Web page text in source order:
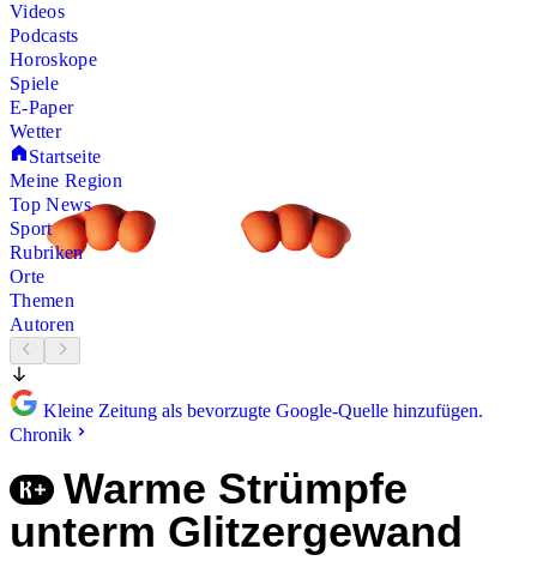
Videos
Podcasts
Horoskope
Spiele
E-Paper
Wetter
Startseite
Meine Region
Top News
Sport
Rubriken
Orte
Themen
Autoren
Kleine Zeitung als bevorzugte Google-Quelle hinzufügen.
Chronik
Warme Strümpfe
unterm Glitzergewand